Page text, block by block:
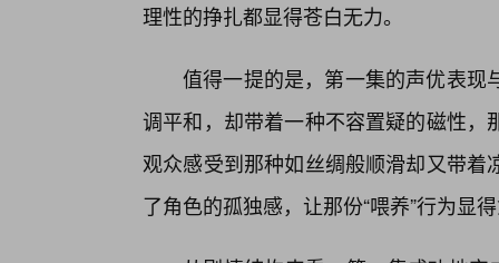
理性的挣扎都显得苍白无力。
值得一提的是，第一集的声优表现
调平和，却带着一种不容置疑的磁性
观众感受到那种如丝绸般顺滑却又带
了角色的孤独感，让那份“喂养”行为显